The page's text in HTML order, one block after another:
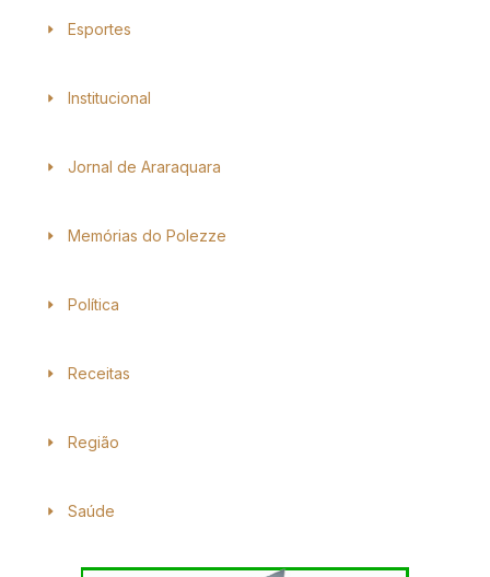
Esportes
Institucional
Jornal de Araraquara
Memórias do Polezze
Política
Receitas
Região
Saúde